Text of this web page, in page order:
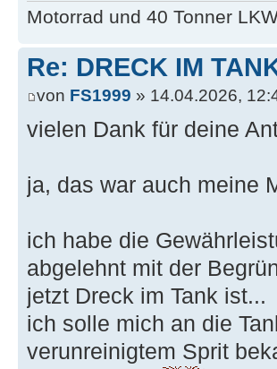
Motorrad und 40 Tonner
Re: DRECK IM
von FS1999 » 14.04.2026,
vielen Dank für deine
ja, das war auch meine
ich habe die
abgelehnt mit der
jetzt Dreck im Tank ist...
ich solle mich an die
verunreinigtem Sprit